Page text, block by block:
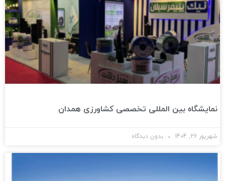
نمایشگاه بین المللی تخصصی کشاورزی همدان
شهریور 26, 1404 بدون دیدگاه